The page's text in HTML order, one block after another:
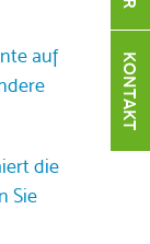
KONTAKT
auf
die
Sie